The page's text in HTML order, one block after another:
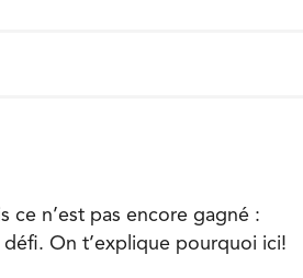
ce n’est pas encore gagné :
On t’explique pourquoi ici!